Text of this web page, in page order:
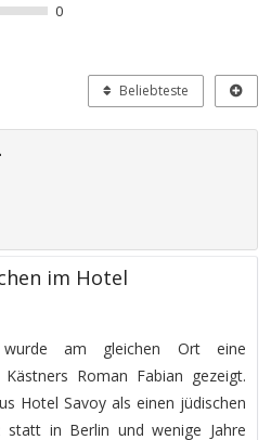
0
Beliebteste
im Hotel
am gleichen Ort eine
Roman Fabian gezeigt.
Hotel Savoy als einen jüdischen
statt in Berlin und wenige Jahre